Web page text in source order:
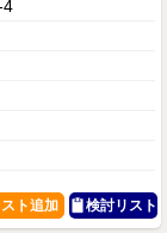
4
検討リスト